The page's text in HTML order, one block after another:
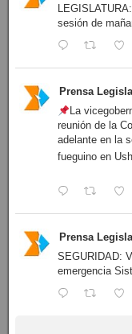
sesión de
Prensa
La
reunión de la
adelante en la
fueguino en
Prensa
SEGURIDAD:
emergencia